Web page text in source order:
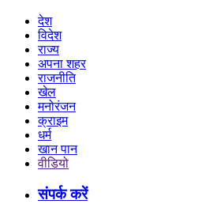
देश
विदेश
राज्य
अपना शहर
राजनीति
खेल
मनोरंजन
क्राइम
धर्म
खान पान
वीडियो
संपर्क करें